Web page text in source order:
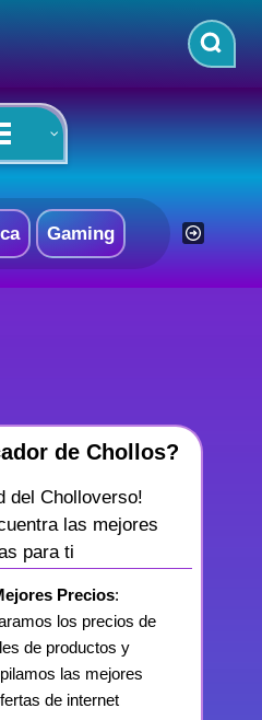
Gaming
de Chollos?
del Cholloverso!
las mejores
para ti
Precios:
los precios de
de productos y
las mejores
de internet